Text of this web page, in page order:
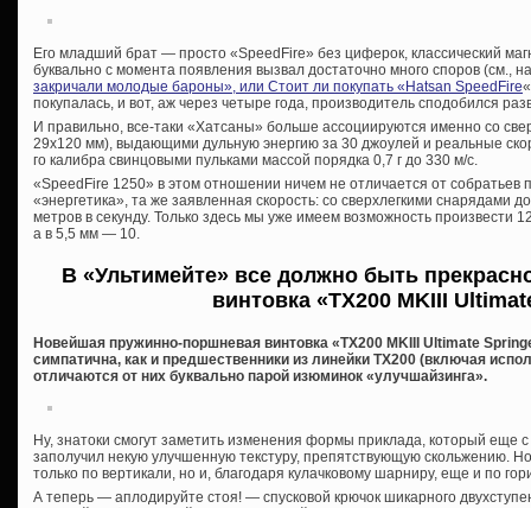
Его младший брат — просто «SpeedFire» без циферок, классический
буквально с момента появления вызвал достаточно много споров (см.,
закричали молодые бароны», или Стоит ли покупать «Hatsan SpeedFire
покупалась, и вот, аж через четыре года, производитель сподобился
И правильно, все-таки «Хатсаны» больше ассоциируются именно со
29х120 мм), выдающими дульную энергию за 30 джоулей и реальные
го калибра свинцовыми пульками массой порядка 0,7 г до 330 м/с.
«SpeedFire 1250» в этом отношении ничем не отличается от собратьев
«энергетика», та же заявленная скорость: со сверхлегкими снарядами
метров в секунду. Только здесь мы уже имеем возможность произвести
а в 5,5 мм — 10.
В «Ультимейте» все должно быть
винтовка «TX200 MKIII
Новейшая пружинно-поршневая винтовка «TX200 MKIII Ultimate
симпатична, как и предшественники из линейки ТХ200 (включая
отличаются от них буквально парой изюминок «улучшайзинга».
Ну, знатоки смогут заметить изменения формы приклада, который еще
заполучил некую улучшенную текстуру, препятствующую скольжению.
только по вертикали, но и, благодаря кулачковому шарниру, еще и по
А теперь — аплодируйте стоя! — спусковой крючок шикарного